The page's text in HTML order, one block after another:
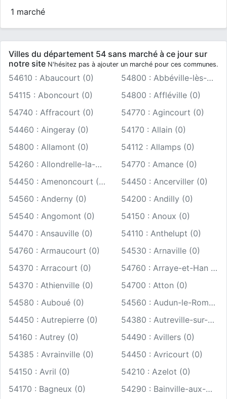
1 marché
Villes du département 54 sans marché à ce jour sur
notre site N'hésitez pas à ajouter un marché pour ces communes.
54610 : Abaucourt (0)
54800 : Abbéville-lès-Conflans (0)
54115 : Aboncourt (0)
54800 : Affléville (0)
54740 : Affracourt (0)
54770 : Agincourt (0)
54460 : Aingeray (0)
54170 : Allain (0)
54800 : Allamont (0)
54112 : Allamps (0)
54260 : Allondrelle-la-Malmaison (0)
54770 : Amance (0)
54450 : Amenoncourt (0)
54450 : Ancerviller (0)
54560 : Anderny (0)
54200 : Andilly (0)
54540 : Angomont (0)
54150 : Anoux (0)
54470 : Ansauville (0)
54110 : Anthelupt (0)
54760 : Armaucourt (0)
54530 : Arnaville (0)
54370 : Arracourt (0)
54760 : Arraye-et-Han (0)
54370 : Athienville (0)
54700 : Atton (0)
54580 : Auboué (0)
54560 : Audun-le-Roman (0)
54450 : Autrepierre (0)
54380 : Autreville-sur-Moselle (0)
54160 : Autrey (0)
54490 : Avillers (0)
54385 : Avrainville (0)
54450 : Avricourt (0)
54150 : Avril (0)
54210 : Azelot (0)
54170 : Bagneux (0)
54290 : Bainville-aux-Miroirs (0)